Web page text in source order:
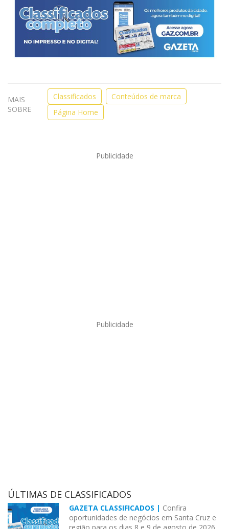
MAIS
SOBRE
Classificados
Conteúdos de marca
Página Home
Publicidade
Publicidade
ÚLTIMAS DE CLASSIFICADOS
GAZETA CLASSIFICADOS | Confira
oportunidades de negócios em Santa Cruz e